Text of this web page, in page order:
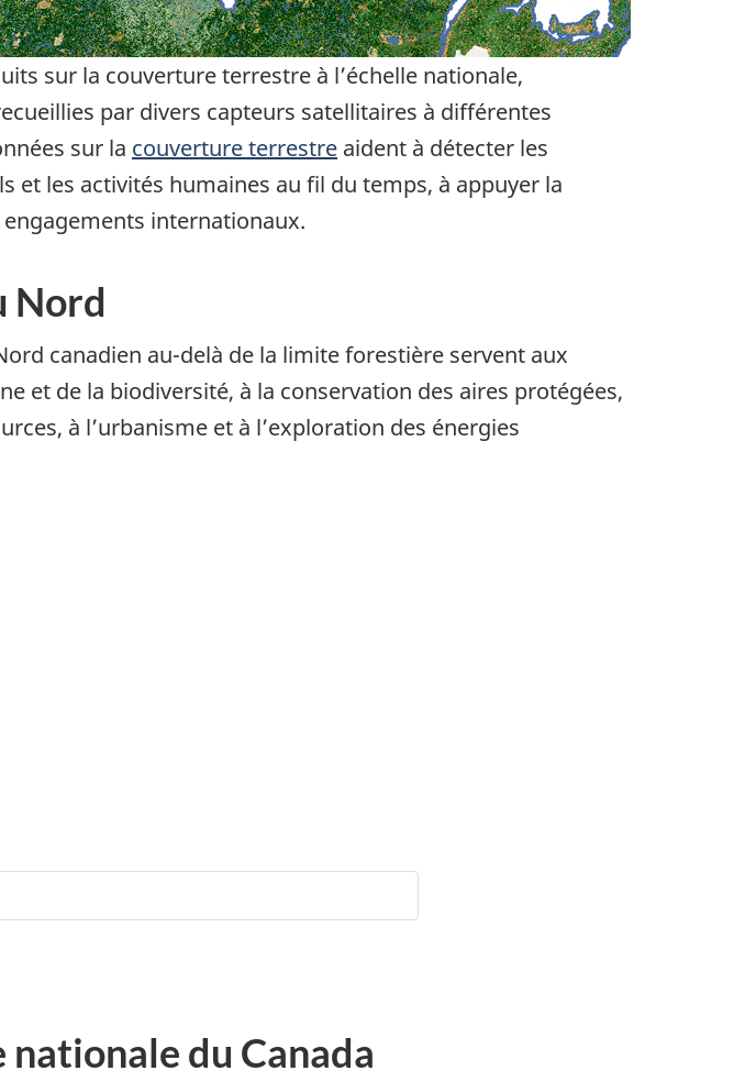
sur la couverture terrestre à l’échelle nationale,
par divers capteurs satellitaires à différentes
sur la couverture terrestre aident à détecter les
et les activités humaines au fil du temps, à appuyer la
internationaux.
Nord
canadien au-delà de la limite forestière servent aux
et de la biodiversité, à la conservation des aires protégées,
à l’urbanisme et à l’exploration des énergies
du Canada